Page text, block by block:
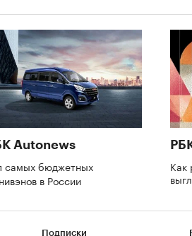
Autonews
самых бюджетных
в России
Как
Подписки